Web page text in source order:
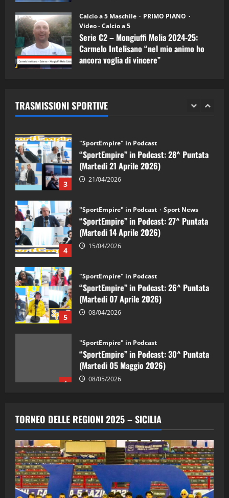
Calcio a 5 Maschile
PRIMO PIANO
Video - Calcio a 5
Serie C2 – Mongiuffi Melia 2024-25:
Carmelo Intelisano “nel mio animo ho
ancora voglia di vincere”
TRASMISSIONI SPORTIVE
1
“SportEmpire” in Podcast: 30^ Puntata
(Martedi 05 Maggio 2026)
08/05/2026
2 28/04/2026
3
“SportEmpire” in Podcast: 28^ Puntata
(Martedi 21 Aprile 2026)
21/04/2026
4
“SportEmpire” in Podcast: 27^ Puntata
(Martedi 14 Aprile 2026)
15/04/2026
5
“SportEmpire” in Podcast: 26^ Puntata
(Martedi 07 Aprile 2026)
08/04/2026
1
“SportEmpire” in Podcast: 30^ Puntata
(Martedi 05 Maggio 2026)
08/05/2026
2
“SportEmpire” in Podcast: 29^ Puntata
(Martedi 28 Aprile 2026)
"SportEmpire" in Podcast
“SportEmpire” in Podcast: 28^ Puntata
(Martedi 21 Aprile 2026)
TORNEO DELLE REGIONI 2025 – SICILIA